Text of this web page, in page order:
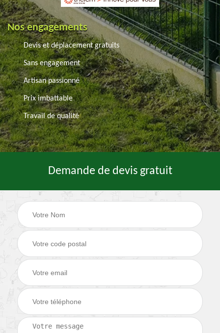
Nos engagements
Devis et déplacement gratuits
Sans engagement
Artisan passionné
Prix imbattable
Travail de qualité
Demande de devis gratuit